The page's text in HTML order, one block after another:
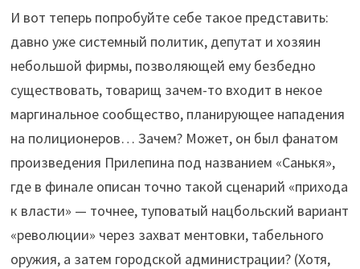
И вот теперь попробуйте себе такое представить:
давно уже системный политик, депутат и хозяин
небольшой фирмы, позволяющей ему безбедно
существовать, товарищ зачем-то входит в некое
маргинальное сообщество, планирующее нападения
на полиционеров… Зачем? Может, он был фанатом
произведения Прилепина под названием «Санькя»,
где в финале описан точно такой сценарий «прихода
к власти» — точнее, туповатый нацбольский вариант
«революции» через захват ментовки, табельного
оружия, а затем городской администрации? (Хотя,